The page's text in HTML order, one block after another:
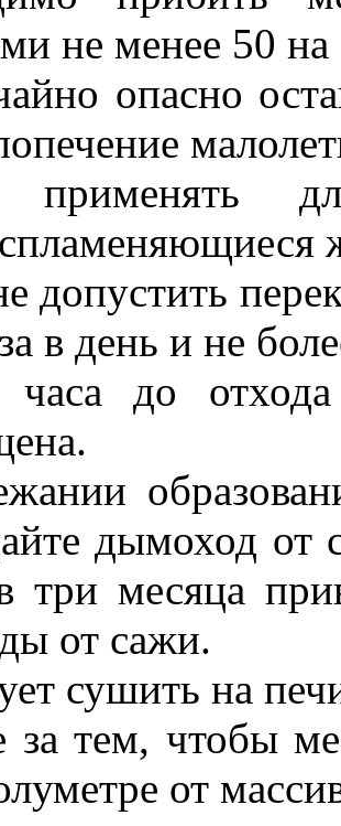
не менее 50
опасно
применять
допустить
в день и не
до
дымоход от
три месяца
от сажи.
сушить на
за тем, чтобы
от